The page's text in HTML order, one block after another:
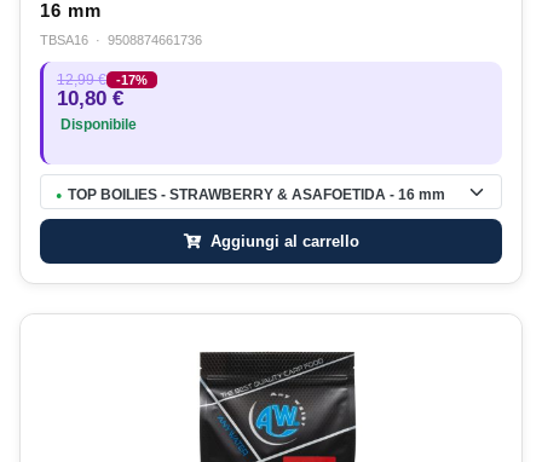
16 mm
TBSA16 · 9508874661736
12,99 € -17%
10,80 €
Disponibile
● TOP BOILIES - STRAWBERRY & ASAFOETIDA - 16 mm
Aggiungi al carrello